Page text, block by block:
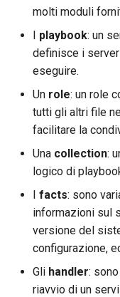
molti moduli
I playbook: un
definisce i
eseguire.
Un role: un role
tutti gli altri file
facilitare la
Una collection:
logico di
I facts: sono
informazioni sul
versione del
configurazione,
Gli handler:
riavvio di un